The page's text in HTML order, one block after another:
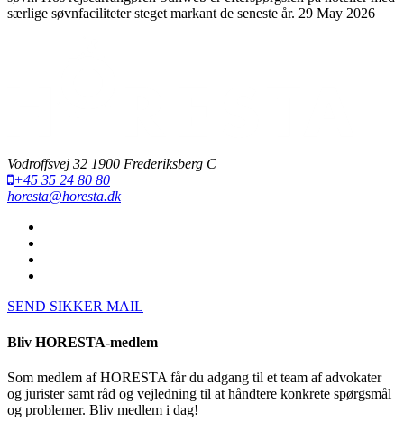
særlige søvnfaciliteter steget markant de seneste år. 29 May 2026
Vodroffsvej 32 1900 Frederiksberg C
+45 35 24 80 80
horesta@horesta.dk
SEND SIKKER MAIL
Bliv HORESTA-medlem
Som medlem af HORESTA får du adgang til et team af advokater
og jurister samt råd og vejledning til at håndtere konkrete spørgsmål
og problemer. Bliv medlem i dag!